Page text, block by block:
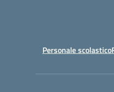
Personale scolastico